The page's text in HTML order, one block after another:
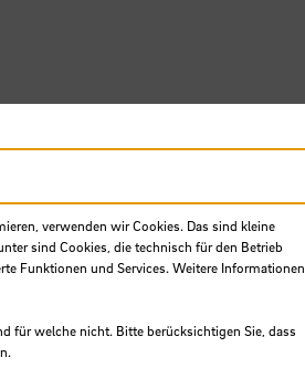
verwenden wir Cookies. Das sind kleine
sind Cookies, die technisch für den Betrieb
Funktionen und Services. Weitere Informationen
für welche nicht. Bitte berücksichtigen Sie, dass